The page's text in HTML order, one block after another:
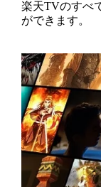
楽天TVのすべ
ができます。